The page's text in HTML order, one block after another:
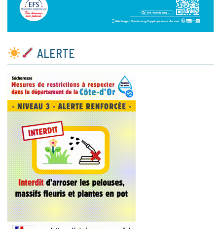
ALERTE